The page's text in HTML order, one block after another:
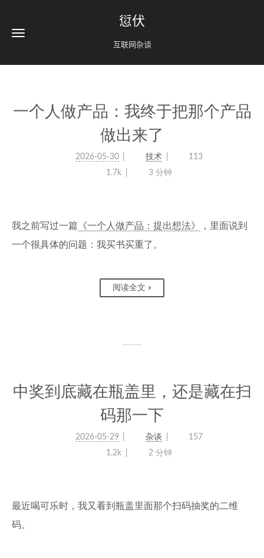
愆伏
互联网杂谈
一个人做产品：我终于把那个产品
做出来了
2026-05-30 技术
113
1.7k
3 分钟
我之前写过一篇 《一个人做产品：提出想法》
，里面说到
一个很具体的问题：我买书买重了。
阅读全文 »
中奖到底藏在瓶盖里，还是藏在扫
码那一下
2026-05-29 杂谈
157
1.2k
2 分钟
最近喝可乐时，我又看到瓶盖里面那个扫码抽奖的二维
码。